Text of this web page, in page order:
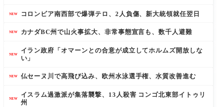
NEW コロンビア南西部で爆弾テロ、2人負傷、新大統領就任翌日
NEW カナダBC州で山火事拡大、非常事態宣言も、数千人避難
NEW
イラン政府「オマーンとの合意が成立してホルムズ開放しな
い」
NEW 仏セーヌ川で高飛び込み、欧州水泳選手権、水質改善進む
NEW
イスラム過激派が集落襲撃、13人殺害 コンゴ北東部イトゥリ
州